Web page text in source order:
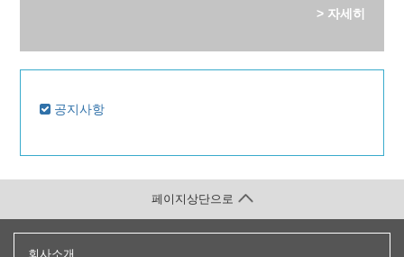
> 자세히
공지사항
회사소개
페이지상단으로